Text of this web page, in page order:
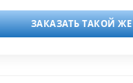
ЗАКАЗАТЬ ТАКОЙ ЖЕ